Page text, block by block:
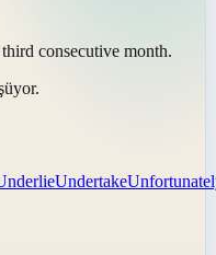
consecutive month.
Undertake